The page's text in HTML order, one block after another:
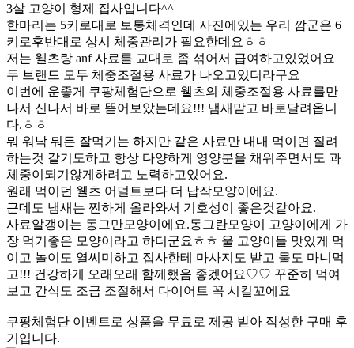
3살 고양이 형제 집사입니다^^
한마리는 5키로대로 보통체격인데 사진에있는 우리 깜군은 6
키로후반대로 상시 체중관리가 필요한데요ㅎㅎ
저는 웰츠랑 anf 사료를 교대로 좀 섞어서 급여하고있었어요
두 브랜드 모두 체중조절용 사료가 나오고있더라구요
이번에 운좋게 쿠팡체험단으로 웰츠의 체중조절용 사료를만
나서 신나서 바로 뜯어보았는데요!!! 냄새맡고 바로달려옵니
다.ㅎㅎ
뭐 워낙 뭐든 잘먹기는 하지만 같은 사료만 내내 먹이면 질려
하는것 같기도하고 항상 다양하게 영양분을 채워주면서도 과
체중이되기않게하려고 노력하고있어요.
원래 먹이던 웰츠 어덜트보다 더 납작모양이에요.
근데도 냄새는 찐하게 올라와서 기호성이 좋은것같아요.
사료알갱이는 동그만모양이에요.동그란모양이 고양이에게 가
장 먹기좋은 모양이라고 하더군요ㅎㅎ 울 고양이들 맛있게 먹
이고 놀이도 열씨미하고 집사한테 마사지도 받고 물도 마니먹
고!!! 건강하게 오래오래 함께했음 좋겠어요♡♡ 꾸준히 먹여
보고 간식도 조금 조절해서 다이어트 꼭 시킬꼬에요
쿠팡체험단 이벤트로 상품을 무료로 제공 받아 작성한 구매 후
기입니다.